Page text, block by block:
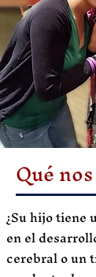
Qué
¿Su hijo tiene
en el
cerebral o un